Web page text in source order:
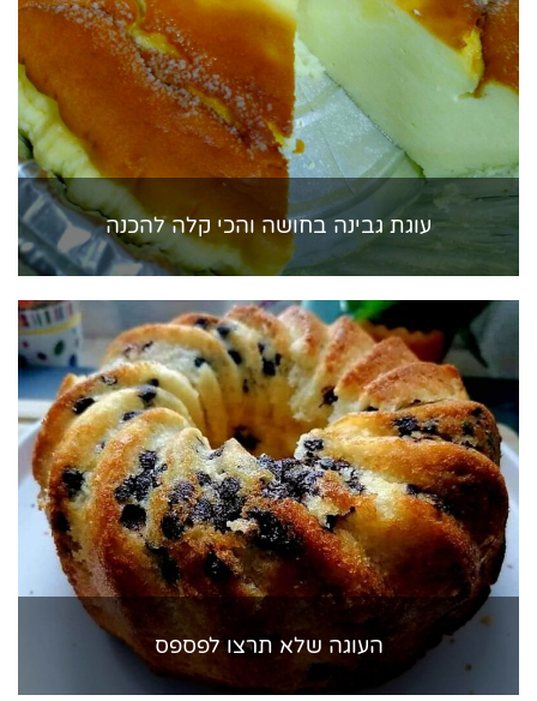
עוגת גבינה בחושה והכי קלה להכנה
העוגה שלא תרצו לפספס